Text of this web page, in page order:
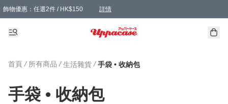
飾物優惠：任選2件 / HK$150 詳情
髮飾優惠：任選2件 / HK$100 詳情
精選襪子優惠：任選3對 / HK$115 詳情
滿額免運：本地訂單滿港幣350元可享免運費優惠
首頁 / 所有商品 / 生活雜貨 / 手袋 • 收納包
手袋 • 收納包